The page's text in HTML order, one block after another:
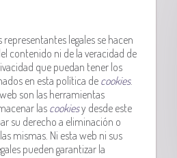
representantes legales se hacen
contenido ni de la veracidad de
que puedan tener los
en esta política de cookies.
son las herramientas
las cookiesy desde este
su derecho a eliminación o
mismas. Ni esta web ni sus
pueden garantizar la